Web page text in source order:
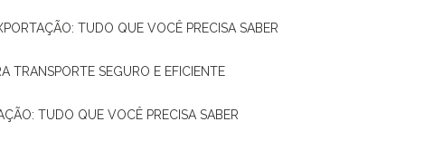
TUDO QUE VOCÊ PRECISA SABER
TRANSPORTE SEGURO E EFICIENTE
TUDO QUE VOCÊ PRECISA SABER